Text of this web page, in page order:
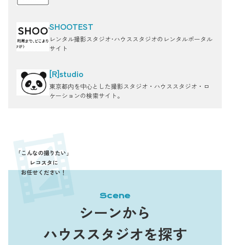
SHOOTEST
レンタル撮影スタジオ･ハウススタジオのレンタルポータル
サイト
[R]studio
東京都内を中心とした撮影スタジオ・ハウススタジオ・ロ
ケーションの検索サイト。
「こんなの撮りたい」
レコスタに
お任せください！
Scene
シーンから
ハウススタジオを探す